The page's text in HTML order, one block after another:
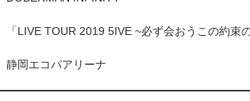
「LIVE TOUR 2019 5IVE ~必ず会おうこの約束
静岡エコパアリーナ